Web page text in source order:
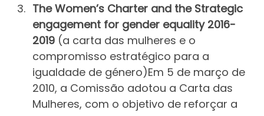
The Women’s Charter and the Strategic
engagement for gender equality 2016-
2019 (a carta das mulheres e o
compromisso estratégico para a
igualdade de género)Em 5 de março de
2010, a Comissão adotou a Carta das
Mulheres, com o objetivo de reforçar a